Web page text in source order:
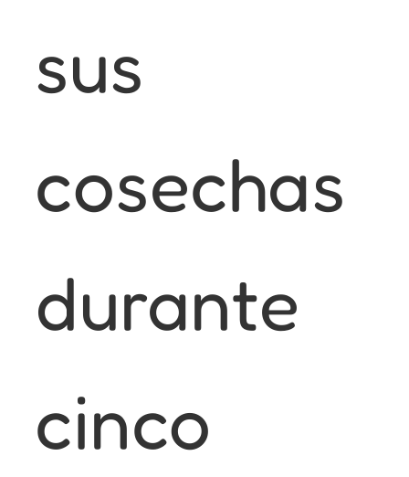
sus
cosechas
durante
cinco